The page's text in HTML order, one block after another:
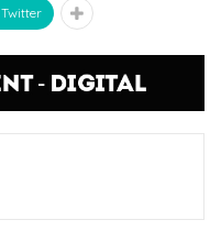
Twitter